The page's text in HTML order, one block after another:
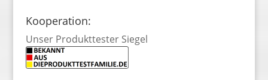
Kooperation:
Unser Produkttester Siegel